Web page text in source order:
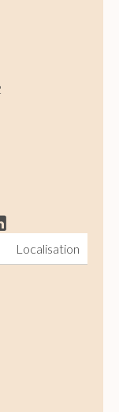
Localisation